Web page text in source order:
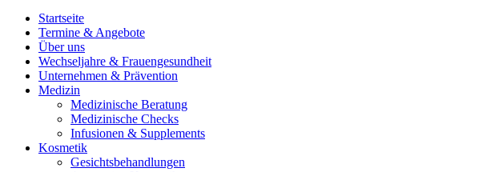
Startseite
Termine & Angebote
Über uns
Wechseljahre & Frauengesundheit
Unternehmen & Prävention
Medizin
Medizinische Beratung
Medizinische Checks
Infusionen & Supplements
Kosmetik
Gesichtsbehandlungen